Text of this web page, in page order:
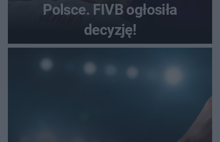
Polsce. FIVB ogłosiła
decyzję!